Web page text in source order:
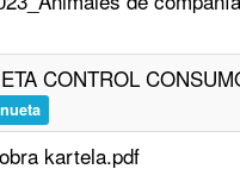
CONTROL
kartela.pdf